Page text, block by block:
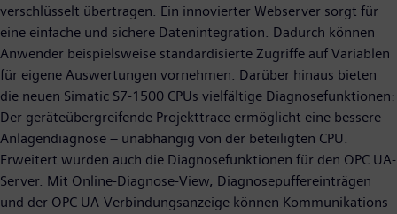
verschlüsselt übertragen. Ein innovierter Webserver sorgt für
eine einfache und sichere Datenintegration. Dadurch können
Anwender beispiels­weise standardisierte Zugriffe auf Variablen
für eigene Auswertungen vornehmen. Darüber hinaus bieten
die neuen Simatic S7-1500 CPUs vielfältige Diagnosefunktionen:
Der geräteübergreifende Projekttrace ermöglicht eine bessere
Anlagendiagnose – unabhängig von der beteiligten CPU.
Erweitert wurden auch die Diagnosefunktionen für den OPC UA-
Server. Mit Online-Diagnose-View, Diagnosepuffereinträgen
und der OPC UA-Verbindungsanzeige können Kommunikations­